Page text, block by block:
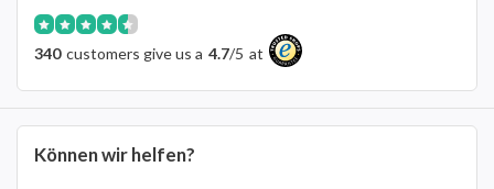
340 customers give us a 4.7/5 at
Können wir helfen?